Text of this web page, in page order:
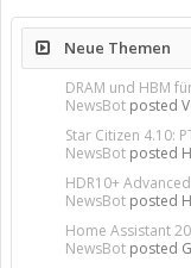
Neue Themen
DRAM und HBM
NewsBot posted
Star Citizen 4.10:
NewsBot posted
HDR10+
NewsBot posted
Home Assistant
NewsBot posted